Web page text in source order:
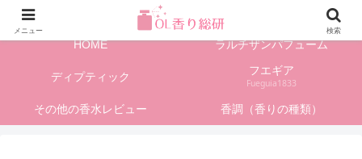
フレグランス情報、香水レビューサイト
HOME ラルチザンパフューム
ディプティック フエギア
Fueguia1833
その他の香水レビュー 香調（香りの種類）
メニュー 検索